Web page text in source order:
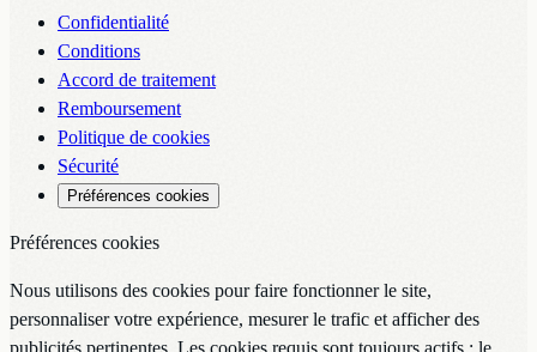
Confidentialité
Conditions
Accord de traitement
Remboursement
Politique de cookies
Sécurité
Préférences cookies
Préférences cookies
Nous utilisons des cookies pour faire fonctionner le site,
personnaliser votre expérience, mesurer le trafic et afficher des
publicités pertinentes. Les cookies requis sont toujours actifs ; le